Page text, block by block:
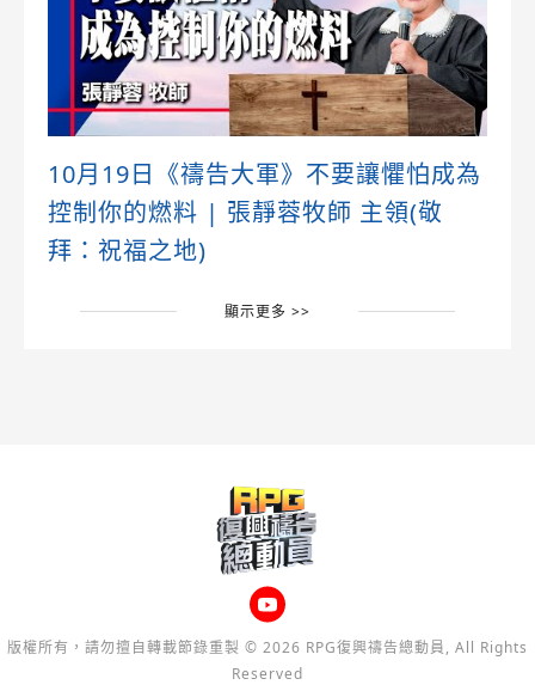
10月19日《禱告大軍》不要讓懼怕成為
控制你的燃料 | 張靜蓉牧師 主領(敬
拜：祝福之地)
顯示更多 >>
版權所有，請勿擅自轉載節錄重製 © 2026 RPG復興禱告總動員, All Rights
Reserved